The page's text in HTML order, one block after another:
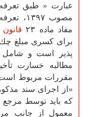
عبارت « طبق تعرفه
مصوب
مفاد ماده ۲۳
قانون
برای كسری مبلغ چك
پذیر است و شامل
مطالبه خسارت
«از اجرای سند
كه باید توسط
معمول از جانب